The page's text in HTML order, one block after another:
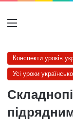
Меню
Конспекти уроків
Усі уроки